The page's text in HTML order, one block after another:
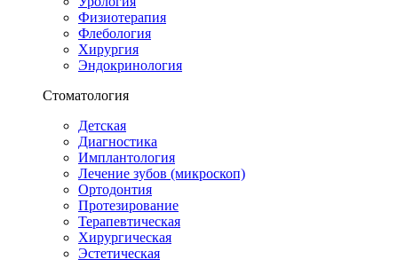
Физиотерапия
Флебология
Хирургия
Эндокринология
Стоматология
Детская
Диагностика
Имплантология
Лечение зубов (микроскоп)
Ортодонтия
Протезирование
Терапевтическая
Хирургическая
Эстетическая